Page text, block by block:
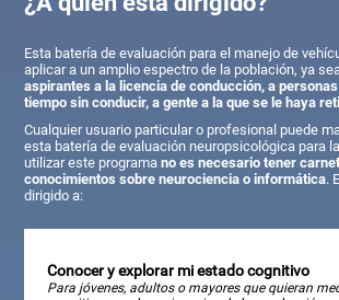
Esta batería de evaluación para el manejo de
aplicar a un amplio espectro de la población, ya
aspirantes a la licencia de conducción, a
tiempo sin conducir, a gente a la que se le haya
Cualquier usuario particular o profesional puede
esta batería de evaluación neuropsicológica para
utilizar este programano es necesario tener
conocimientos sobre neurociencia o informática.
dirigido a:
Conocer y explorar mi estado cognitivo
Para jóvenes, adultos o mayores que quieran